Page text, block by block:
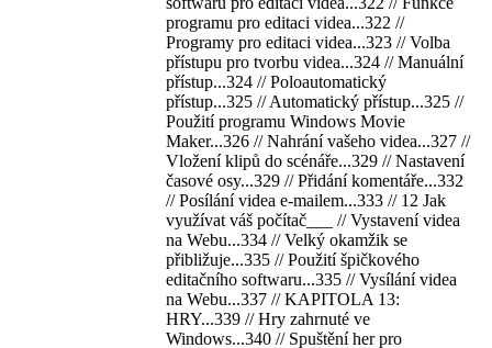
programu pro editaci videa...322 //
Programy pro editaci videa...323 // Volba
přístupu pro tvorbu videa...324 // Manuální
přístup...324 // Poloautomatický
přístup...325 // Automatický přístup...325 //
Použití programu Windows Movie
Maker...326 // Nahrání vašeho videa...327 //
Vložení klipů do scénáře...329 // Nastavení
časové osy...329 // Přidání komentáře...332
// Posílání videa e-mailem...333 // 12 Jak
využívat váš počítač___ // Vystavení videa
na Webu...334 // Velký okamžik se
přibližuje...335 // Použití špičkového
editačního softwaru...335 // Vysílání videa
na Webu...337 // KAPITOLA 13:
HRY...339 // Hry zahrnuté ve
Windows...340 // Spuštění her pro